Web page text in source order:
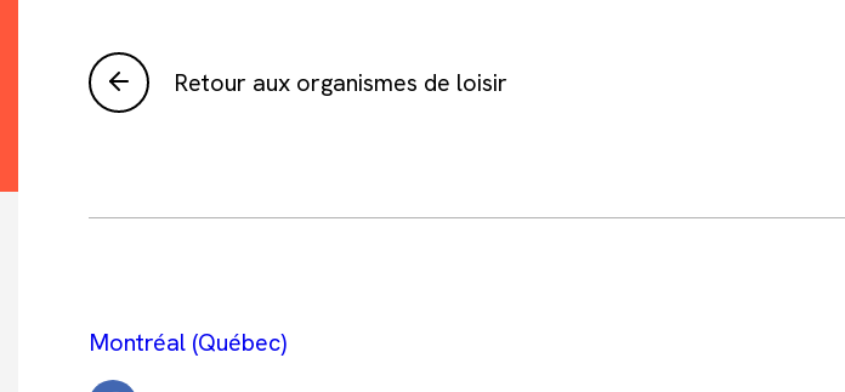
Retour aux organismes de loisir
Montréal (Québec)